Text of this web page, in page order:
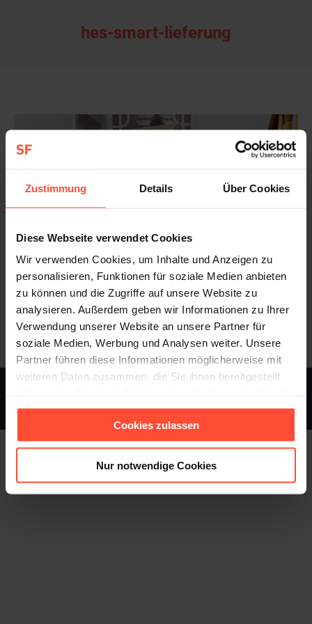
Zustimmung Details Über Cookies
Diese Webseite verwendet Cookies
Wir verwenden Cookies, um Inhalte und Anzeigen zu
personalisieren, Funktionen für soziale Medien anbieten
zu können und die Zugriffe auf unsere Website zu
analysieren. Außerdem geben wir Informationen zu Ihrer
Verwendung unserer Website an unsere Partner für
soziale Medien, Werbung und Analysen weiter. Unsere
Partner führen diese Informationen möglicherweise mit
weiteren Daten zusammen, die Sie ihnen bereitgestellt
gesammelt haben.
Cookies zulassen
Nur notwendige Cookies
hes-smart-lieferung
Zwei Männer tragen einen grossen Karton